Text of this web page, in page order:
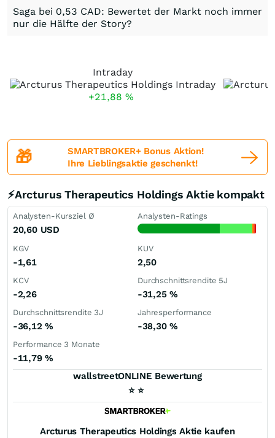
Saga bei 0,53 CAD: Bewertet der Markt noch immer
nur die Hälfte der Story?
Intraday
+21,88 %
🎁
SMARTBROKER+ Bonus Aktion!
Ihre Lieblingsaktie geschenkt!
⚡Arcturus Therapeutics Holdings Aktie kompakt
Analysten-Kursziel Ø
20,60 USD
Analysten-Ratings
KGV
-1,61
KUV
2,50
KCV
-2,26
Durchschnittsrendite 5J
-31,25 %
Durchschnittsrendite 3J
-36,12 %
Jahresperformance
-38,30 %
Performance 3 Monate
-11,79 %
wallstreetONLINE Bewertung
⭐ ⭐
Arcturus Therapeutics Holdings Aktie kaufen